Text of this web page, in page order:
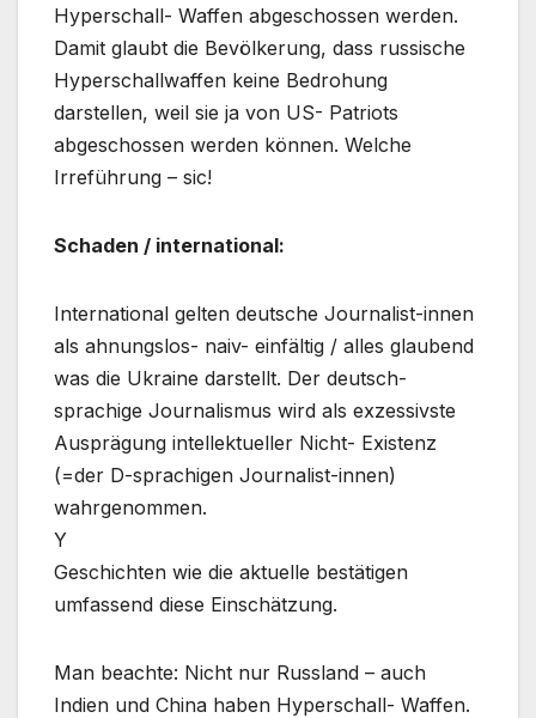
Hyperschall- Waffen abgeschossen werden.
Damit glaubt die Bevölkerung, dass russische
Hyperschallwaffen keine Bedrohung
darstellen, weil sie ja von US- Patriots
abgeschossen werden können. Welche
Irreführung – sic!
Schaden / international:
International gelten deutsche Journalist-innen
als ahnungslos- naiv- einfältig / alles glaubend
was die Ukraine darstellt. Der deutsch-
sprachige Journalismus wird als exzessivste
Ausprägung intellektueller Nicht- Existenz
(=der D-sprachigen Journalist-innen)
wahrgenommen.
Y
Geschichten wie die aktuelle bestätigen
umfassend diese Einschätzung.
Man beachte: Nicht nur Russland – auch
Indien und China haben Hyperschall- Waffen.